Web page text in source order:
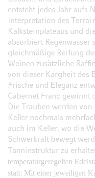
entsteht jedes Jahr aufs
Interpretation des
Kalksteinplateaus und
absorbiert Regenwasser
gleichmäßige Reifung
Weinen zusätzliche
von dieser Kargheit des
Frische und Eleganz
Cabernet Franc gewinnt
Die Trauben werden
Keller nochmals
auch im Keller, wo die
Schwerkraft bewegt
Tanninstruktur zu
temperaturgeregelten
statt: Mit einer jeweiligen